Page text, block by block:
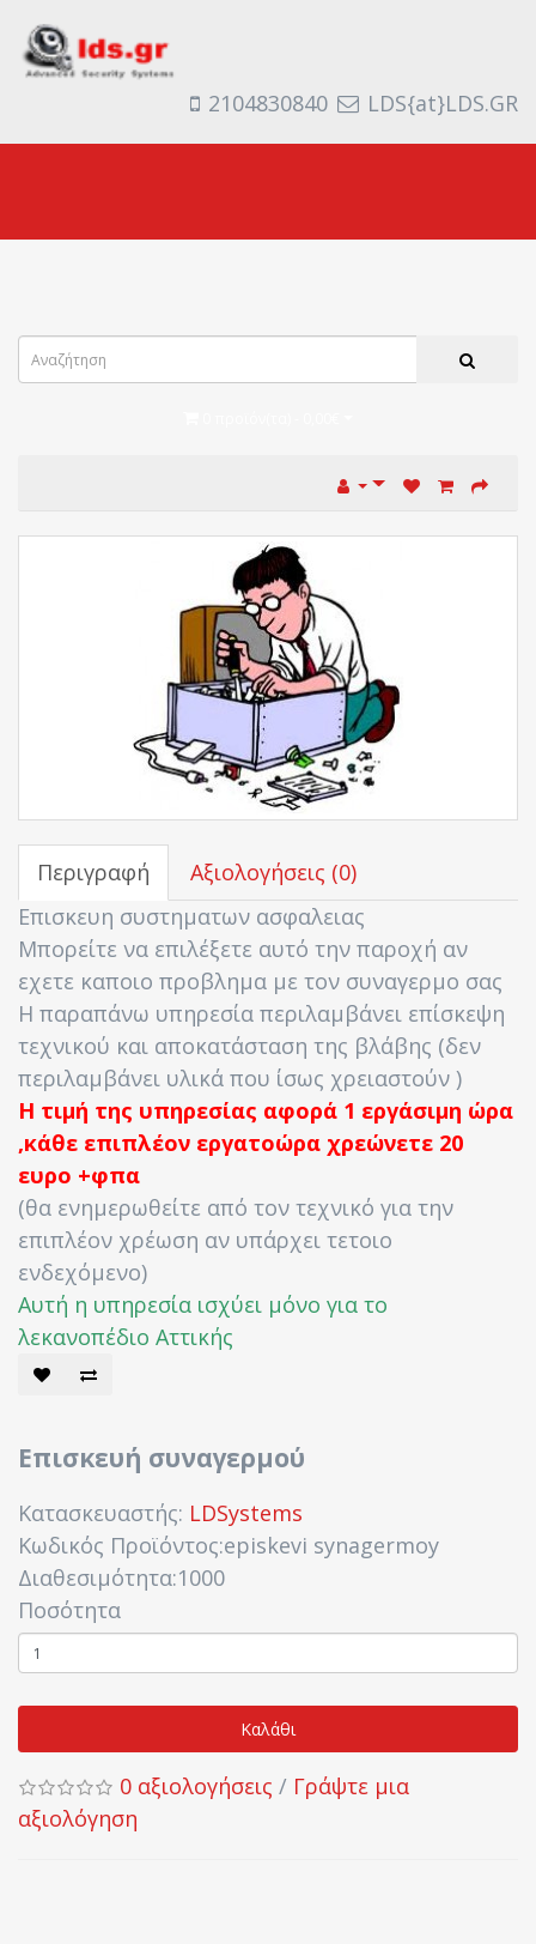
2104830840 LDS{at}LDS.GR
Περιγραφή
Αξιολογήσεις (0)
Επισκευη συστηματων ασφαλειας
Μπορείτε να επιλέξετε αυτό την παροχή αν
εχετε καποιο προβλημα με τον συναγερμο σας
Η παραπάνω υπηρεσία περιλαμβάνει επίσκεψη
τεχνικού και αποκατάσταση της βλάβης (δεν
περιλαμβάνει υλικά που ίσως χρειαστούν )
Η τιμή της υπηρεσίας αφορά 1 εργάσιμη ώρα
,κάθε επιπλέον εργατοώρα χρεώνετε 20
ευρο +φπα
(θα ενημερωθείτε από τον τεχνικό για την
επιπλέον χρέωση αν υπάρχει τετοιο
ενδεχόμενο)
Αυτή η υπηρεσία ισχύει μόνο για το
λεκανοπέδιο Αττικής
Επισκευή συναγερμού
Κατασκευαστής: LDSystems
Κωδικός Προϊόντος:episkevi synagermoy
Διαθεσιμότητα:1000
Ποσότητα
Καλάθι
0 αξιολογήσεις / Γράψτε μια
αξιολόγηση